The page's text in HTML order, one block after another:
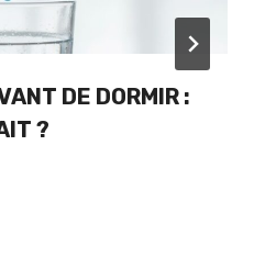
DE DORMIR :
?